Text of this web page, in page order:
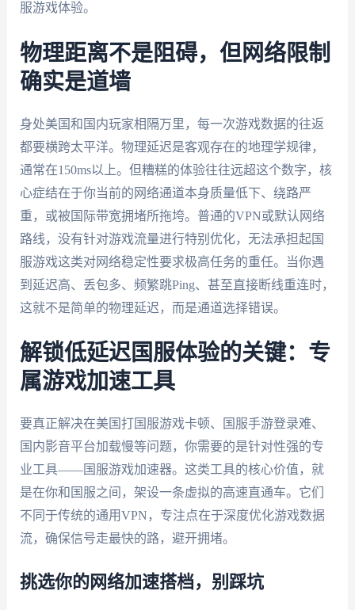
服游戏体验。
物理距离不是阻碍，但网络限制
确实是道墙
身处美国和国内玩家相隔万里，每一次游戏数据的往返
都要横跨太平洋。物理延迟是客观存在的地理学规律，
通常在150ms以上。但糟糕的体验往往远超这个数字，核
心症结在于你当前的网络通道本身质量低下、绕路严
重，或被国际带宽拥堵所拖垮。普通的VPN或默认网络
路线，没有针对游戏流量进行特别优化，无法承担起国
服游戏这类对网络稳定性要求极高任务的重任。当你遇
到延迟高、丢包多、频繁跳Ping、甚至直接断线重连时，
这就不是简单的物理延迟，而是通道选择错误。
解锁低延迟国服体验的关键：专
属游戏加速工具
要真正解决在美国打国服游戏卡顿、国服手游登录难、
国内影音平台加载慢等问题，你需要的是针对性强的专
业工具——国服游戏加速器。这类工具的核心价值，就
是在你和国服之间，架设一条虚拟的高速直通车。它们
不同于传统的通用VPN，专注点在于深度优化游戏数据
流，确保信号走最快的路，避开拥堵。
挑选你的网络加速搭档，别踩坑